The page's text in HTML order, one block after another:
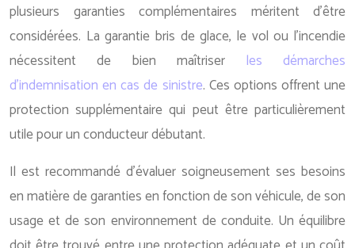
plusieurs garanties complémentaires méritent d’être
considérées. La garantie bris de glace, le vol ou l’incendie
nécessitent de bien maîtriser les démarches
d’indemnisation en cas de sinistre. Ces options offrent une
protection supplémentaire qui peut être particulièrement
utile pour un conducteur débutant.
Il est recommandé d’évaluer soigneusement ses besoins
en matière de garanties en fonction de son véhicule, de son
usage et de son environnement de conduite. Un équilibre